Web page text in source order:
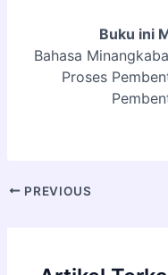
Buku ini
Bahasa
Proses
PREVIOUS